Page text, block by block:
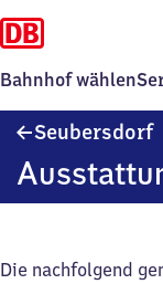
Bahnhof wählen
Seubersdorf
Die nachfolgend